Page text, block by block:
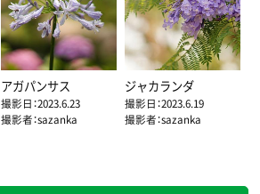
アガパンサス
撮影日：2023.6.23
撮影者：sazanka
ジャカランダ
撮影日：2023.6.19
撮影者：sazanka